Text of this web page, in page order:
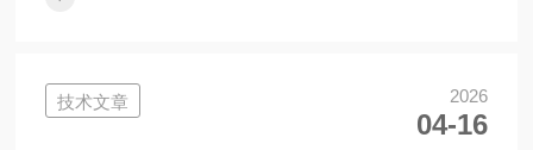
密科技有限公司官···
技术文章 2026
04-16